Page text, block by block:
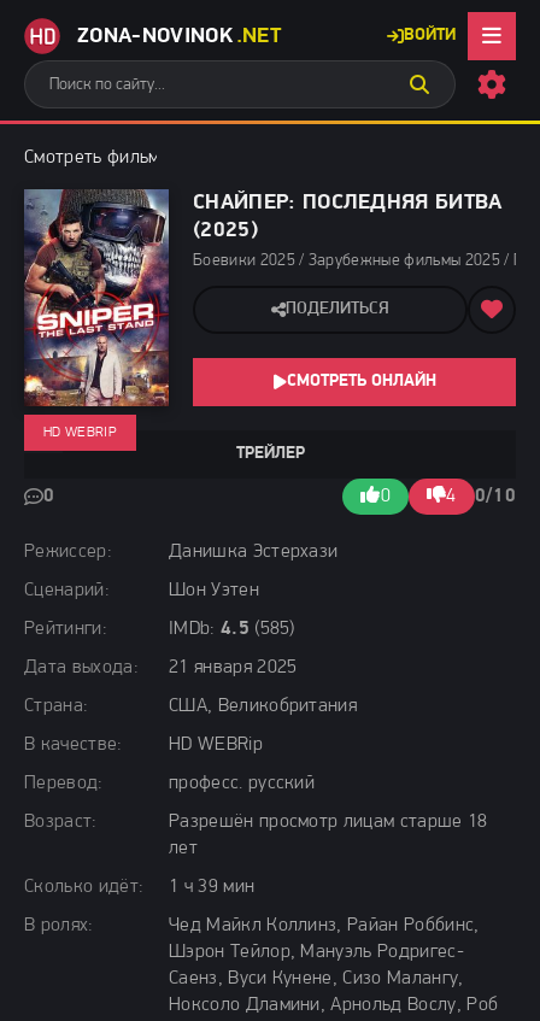
ZONA-NOVINOK .NET ВОЙТИ
Смотреть фильмы бесплатно
СНАЙПЕР: ПОСЛЕДНЯЯ БИТВА
(2025)
Боевики 2025 / Зарубежные фильмы 2025 /
Режиссер:
Данишка Эстерхази
Сценарий:
Шон Уэтен
Рейтинги:
IMDb: 4.5 (585)
Дата выхода:
21 января 2025
Страна:
США, Великобритания
В качестве:
HD WEBRip
Перевод:
професс. русский
Возраст:
Разрешён просмотр лицам старше 18
лет
Сколько идёт:
1 ч 39 мин
В ролях:
Чед Майкл Коллинз, Райан Роббинс,
Шэрон Тейлор, Мануэль Родригес-
Саенз, Вуси Кунене, Сизо Малангу,
Ноксоло Дламини, Арнольд Вослу, Роб
ТРЕЙЛЕР
0 0 4 0/10
HD WEBRIP
ПОДЕЛИТЬСЯ
СМОТРЕТЬ ОНЛАЙН